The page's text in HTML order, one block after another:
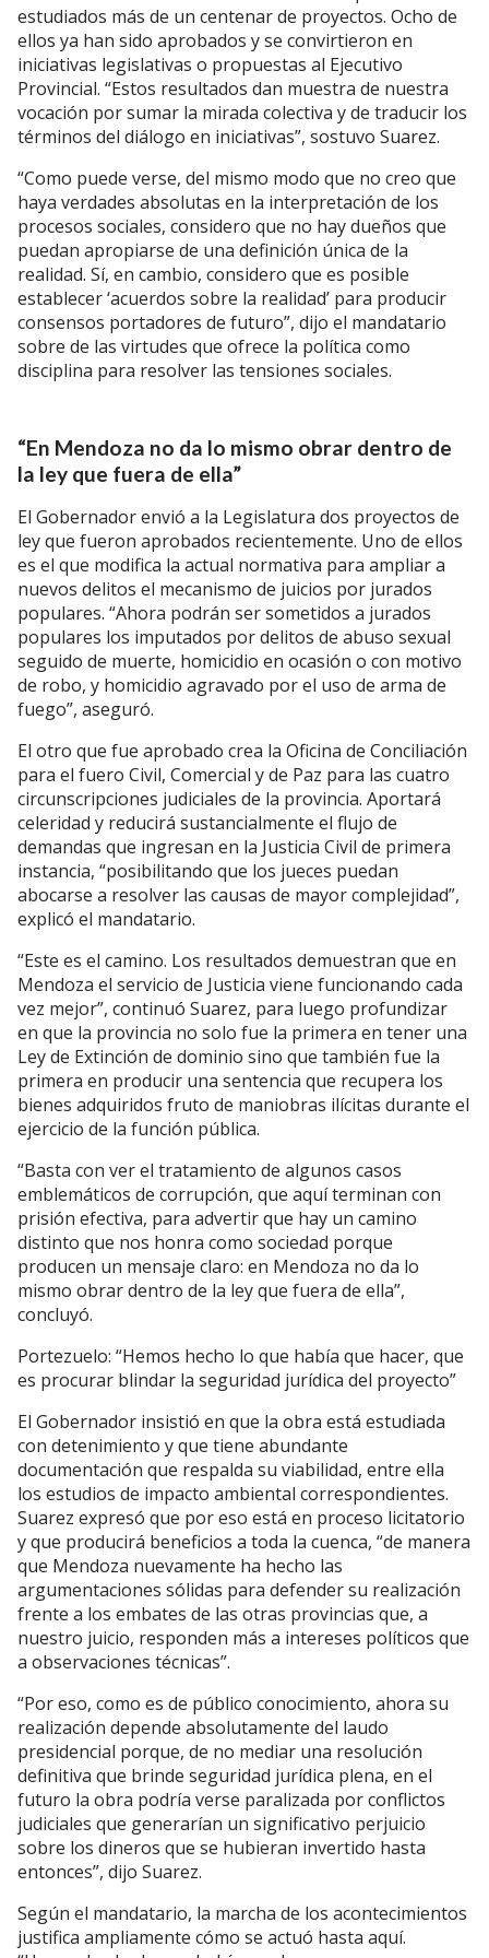
estudiados más de un centenar de proyectos. Ocho de
ellos ya han sido aprobados y se convirtieron en
iniciativas legislativas o propuestas al Ejecutivo
Provincial. “Estos resultados dan muestra de nuestra
vocación por sumar la mirada colectiva y de traducir los
términos del diálogo en iniciativas”, sostuvo Suarez.
“Como puede verse, del mismo modo que no creo que
haya verdades absolutas en la interpretación de los
procesos sociales, considero que no hay dueños que
puedan apropiarse de una definición única de la
realidad. Sí, en cambio, considero que es posible
establecer ‘acuerdos sobre la realidad’ para producir
consensos portadores de futuro”, dijo el mandatario
sobre de las virtudes que ofrece la política como
disciplina para resolver las tensiones sociales.
“En Mendoza no da lo mismo obrar dentro de
la ley que fuera de ella”
El Gobernador envió a la Legislatura dos proyectos de
ley que fueron aprobados recientemente. Uno de ellos
es el que modifica la actual normativa para ampliar a
nuevos delitos el mecanismo de juicios por jurados
populares. “Ahora podrán ser sometidos a jurados
populares los imputados por delitos de abuso sexual
seguido de muerte, homicidio en ocasión o con motivo
de robo, y homicidio agravado por el uso de arma de
fuego”, aseguró.
El otro que fue aprobado crea la Oficina de Conciliación
para el fuero Civil, Comercial y de Paz para las cuatro
circunscripciones judiciales de la provincia. Aportará
celeridad y reducirá sustancialmente el flujo de
demandas que ingresan en la Justicia Civil de primera
instancia, “posibilitando que los jueces puedan
abocarse a resolver las causas de mayor complejidad”,
explicó el mandatario.
“Este es el camino. Los resultados demuestran que en
Mendoza el servicio de Justicia viene funcionando cada
vez mejor”, continuó Suarez, para luego profundizar
en que la provincia no solo fue la primera en tener una
Ley de Extinción de dominio sino que también fue la
primera en producir una sentencia que recupera los
bienes adquiridos fruto de maniobras ilícitas durante el
ejercicio de la función pública.
“Basta con ver el tratamiento de algunos casos
emblemáticos de corrupción, que aquí terminan con
prisión efectiva, para advertir que hay un camino
distinto que nos honra como sociedad porque
producen un mensaje claro: en Mendoza no da lo
mismo obrar dentro de la ley que fuera de ella”,
concluyó.
Portezuelo: “Hemos hecho lo que había que hacer, que
es procurar blindar la seguridad jurídica del proyecto”
El Gobernador insistió en que la obra está estudiada
con detenimiento y que tiene abundante
documentación que respalda su viabilidad, entre ella
los estudios de impacto ambiental correspondientes.
Suarez expresó que por eso está en proceso licitatorio
y que producirá beneficios a toda la cuenca, “de manera
que Mendoza nuevamente ha hecho las
argumentaciones sólidas para defender su realización
frente a los embates de las otras provincias que, a
nuestro juicio, responden más a intereses políticos que
a observaciones técnicas”.
“Por eso, como es de público conocimiento, ahora su
realización depende absolutamente del laudo
presidencial porque, de no mediar una resolución
definitiva que brinde seguridad jurídica plena, en el
futuro la obra podría verse paralizada por conflictos
judiciales que generarían un significativo perjuicio
sobre los dineros que se hubieran invertido hasta
entonces”, dijo Suarez.
Según el mandatario, la marcha de los acontecimientos
justifica ampliamente cómo se actuó hasta aquí.